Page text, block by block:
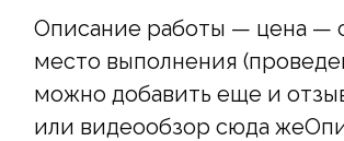
Описание работы — цена —
место выполнения
можно добавить еще и
или видеообзор сюда